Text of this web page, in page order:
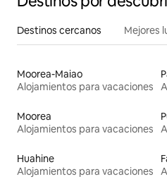
Destinos cercanos Mejores
Moorea-Maiao
Alojamientos para vacaciones
Moorea
Alojamientos para vacaciones
Huahine
Alojamientos para vacaciones